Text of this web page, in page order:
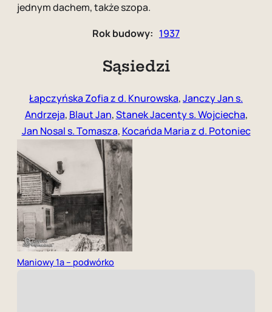
jednym dachem, także szopa.
Rok budowy: 1937
Sąsiedzi
Łapczyńska Zofia z d. Knurowska,Janczy Jan s.
Andrzeja, Blaut Jan,Stanek Jacenty s. Wojciecha,
Jan Nosal s. Tomasza, Kocańda Maria z d. Potoniec
Maniowy 1a – podwórko